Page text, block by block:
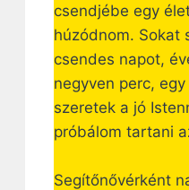
csendjébe egy
húzódnom. Sokat
csendes napot,
negyven perc,
szeretek a jó
próbálom tartani
Segítőnővérként